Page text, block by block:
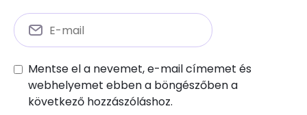
Mentse el a nevemet, e-mail címemet és
webhelyemet ebben a böngészőben a
következő hozzászóláshoz.